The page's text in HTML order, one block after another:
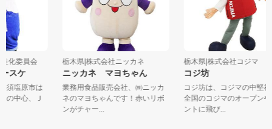
性化委員会
ースケ
那須塩原市は
その中心、Ｊ
栃木県|株式会社ニッカネ
ニッカネ マヨちゃん
業務用食品販売会社、㈱ニッカ
ネのマヨちゃんです！赤いリボ
ンがチャー...
栃木県|株式会社コジマ
コジ坊
コジ坊は、コジマの中
全国のコジマのオープ
ントに飛び...